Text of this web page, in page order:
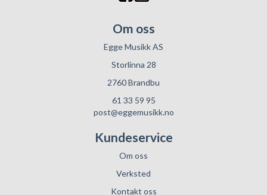
Om oss
Egge Musikk AS
Storlinna 28
2760 Brandbu
61 33 59 95
post@eggemusikk.no
Kundeservice
Om oss
Verksted
Kontakt oss